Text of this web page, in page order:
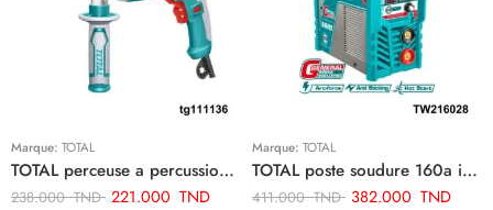
Marque: TOTAL
TOTAL perceuse a percussion 13mm-1010w TG111136
238.000TND 221.000 TND
Marque: TOTAL
TOTAL poste soudure 160a inverter TW216028
411.000TND 382.000 TND